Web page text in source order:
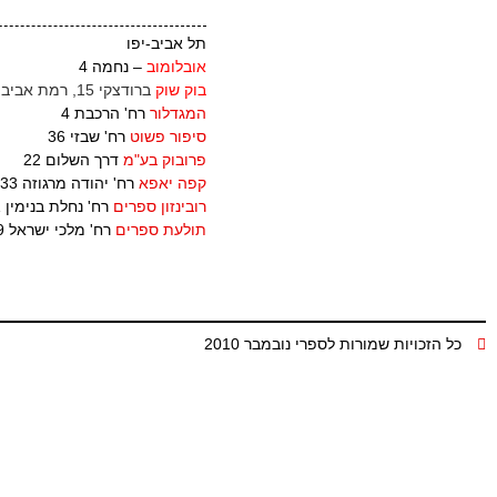
תל אביב-יפו
אובלומוב – נחמה 4
בוק שוק ברודצקי 15, רמת אביב
המגדלור רח' הרכבת 4
סיפור פשוט רח' שבזי 36
פרובוק בע"מ דרך השלום 22
קפה יאפא רח' יהודה מרגוזה 33
רובינזון ספרים רח' נחלת בנימין 31
תולעת ספרים רח' מלכי ישראל 9
כל הזכויות שמורות לספרי נובמבר 2010